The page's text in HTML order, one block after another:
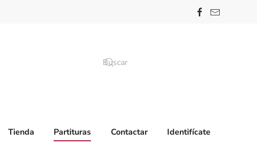
Tienda Partituras Contactar Identifícate